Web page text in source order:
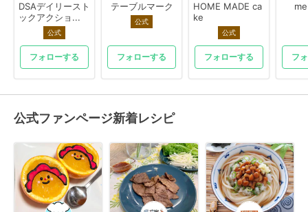
DSAデイリースト
ックアクショ...
公式
フォローする
テーブルマーク
公式
フォローする
HOME MADE ca
ke
公式
フォローする フ
公式ファンページ新着レシピ